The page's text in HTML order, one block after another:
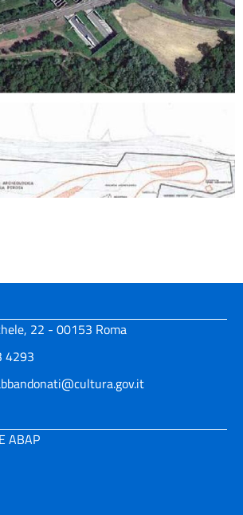
22 - 00153 Roma
4293
ABAP